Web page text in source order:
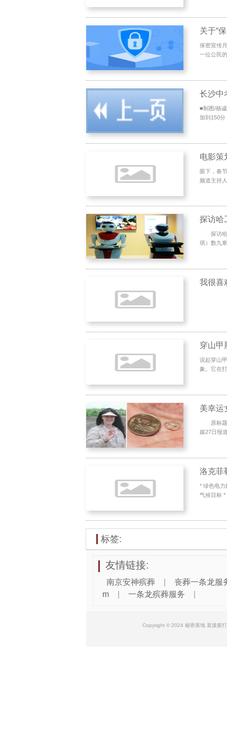
关于“
保密宣传
一位公民
长沙中
■制图/杨
加到150
电影策
眼下，春
频道主持
探访哈
探访哈
琪）数九
我很喜
穿山甲
说起穿山
象。它在
美幸运
原标题
媒27日报
* 绿色电力
气候目标 *
标签:
友情链接:
南京安神殡葬
丧葬一条龙服
m
一条龙殡葬服务
Copyright © 2024 秘密基地 直接拨打